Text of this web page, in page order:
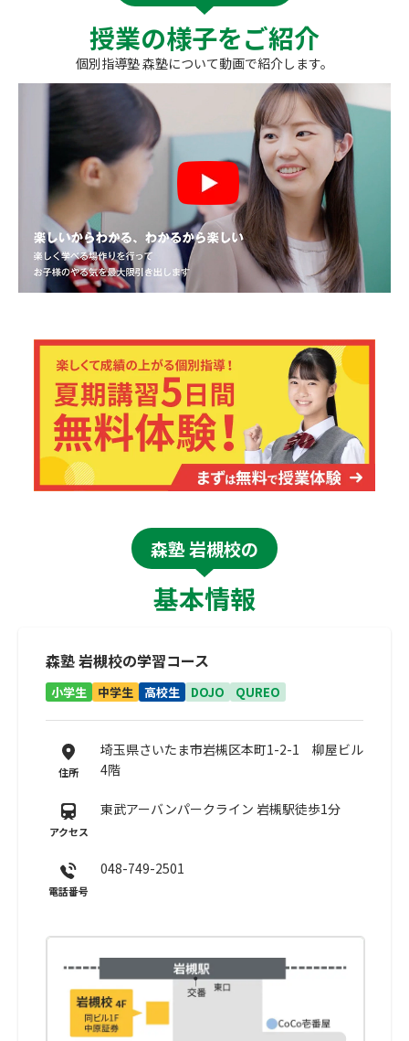
授業の様子をご紹介
個別指導塾 森塾について動画で紹介します。
森塾 岩槻校の
基本情報
森塾 岩槻校の学習コース
小学生 中学生 高校生 DOJO QUREO
住所
埼玉県さいたま市岩槻区本町1-2-1 柳屋ビル
4階
アクセス
東武アーバンパークライン 岩槻駅徒歩1分
電話番号
048-749-2501